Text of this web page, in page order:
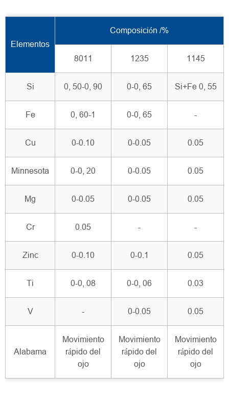
Elementos
Composición /%
8011 1235 1145
Si 0, 50-0, 90 0-0, 65 Si+Fe 0, 55
Fe 0, 60-1 0-0, 65 -
Cu 0-0.10 0-0.05 0.05
Minnesota 0-0, 20 0-0.05 0.05
Mg 0-0.05 0-0.05 0.05
Cr 0.05 - -
Zinc 0-0.10 0-0.1 0.05
Ti 0-0, 08 0-0, 06 0.03
V - 0-0.05 0.05
Alabama
Movimiento
rápido del
ojo
Movimiento
rápido del
ojo
Movimiento
rápido del
ojo